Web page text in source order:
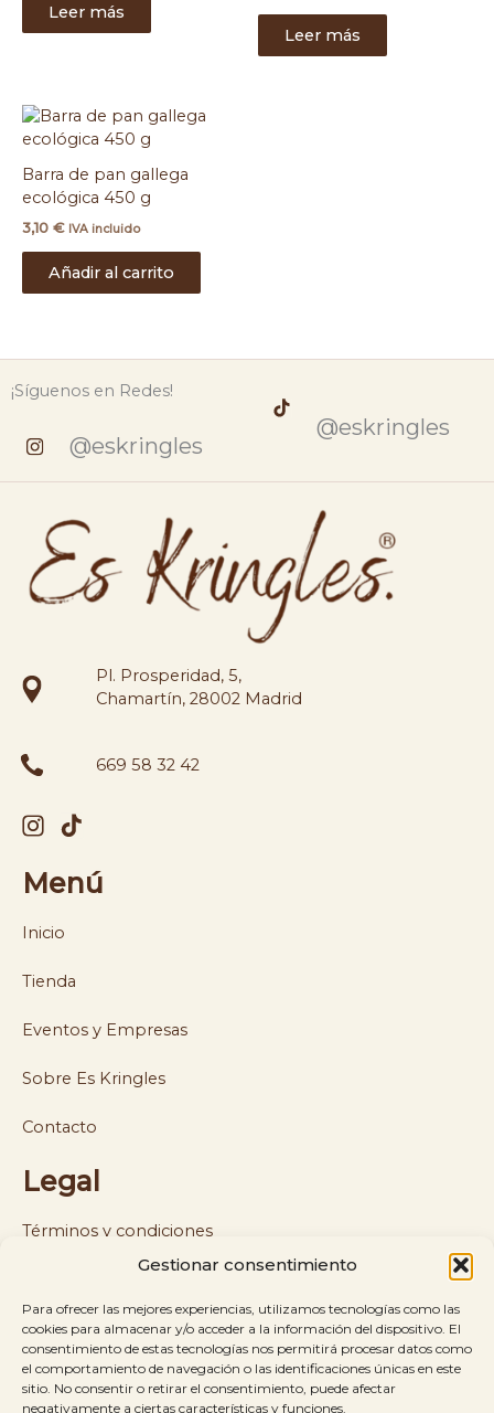
Gestionar consentimiento
Para ofrecer las mejores experiencias, utilizamos tecnologías como las
cookies para almacenar y/o acceder a la información del dispositivo. El
consentimiento de estas tecnologías nos permitirá procesar datos como
el comportamiento de navegación o las identificaciones únicas en este
sitio. No consentir o retirar el consentimiento, puede afectar
negativamente a ciertas características y funciones.
Leer más
Leer más
Barra de pan gallega
ecológica 450 g
3,10 € IVA incluido
Añadir al carrito
¡Síguenos en Redes!
@eskringles
@eskringles
Pl. Prosperidad, 5,
Chamartín, 28002 Madrid
669 58 32 42
Menú
Inicio
Tienda
Eventos y Empresas
Sobre Es Kringles
Contacto
Legal
Términos y condiciones
Política de envíos y reembolsos
Aviso legal